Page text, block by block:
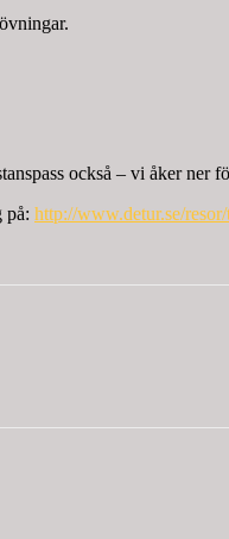
också – vi åker
på: http://www.detur.se/